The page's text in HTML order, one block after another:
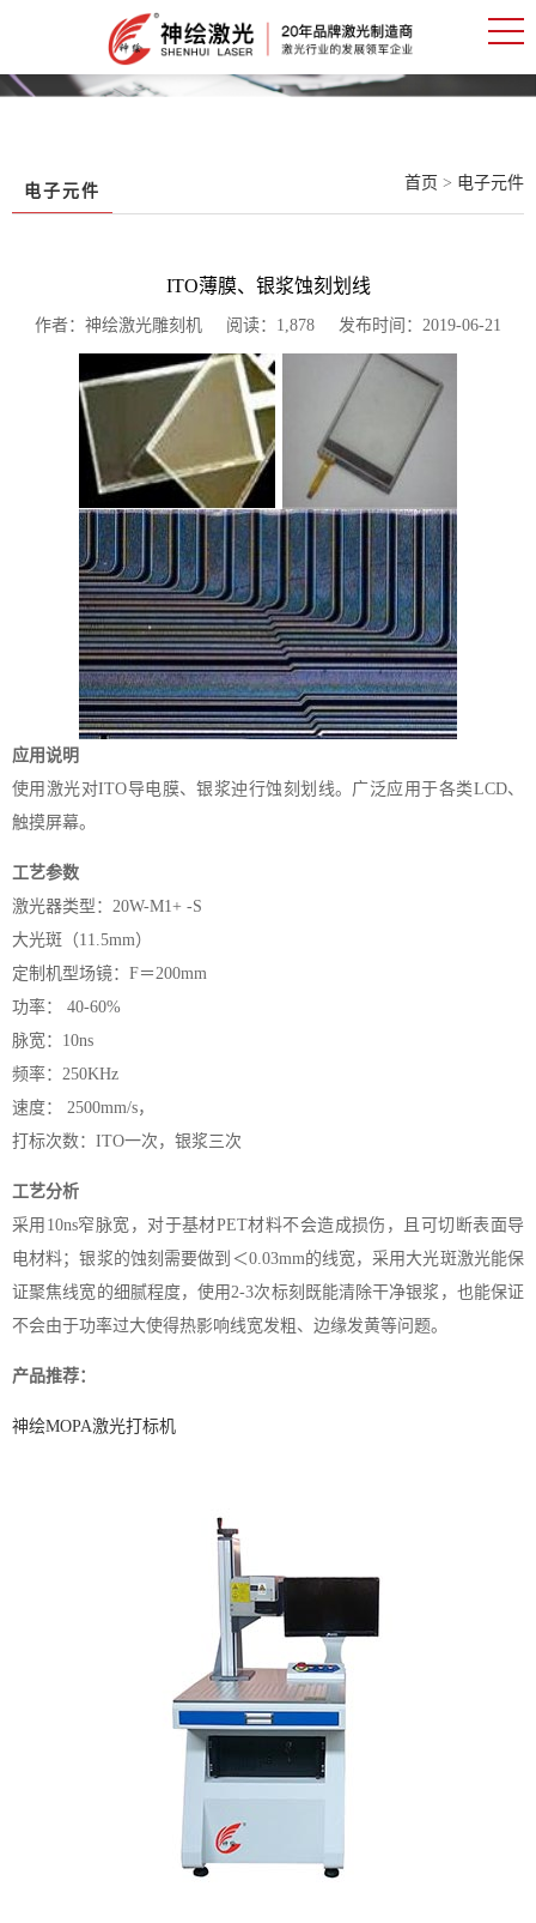
电子元件 首页 > 电子元件
ITO薄膜、银浆蚀刻划线
作者：神绘激光雕刻机 阅读：1,878 发布时间：2019-06-21
应用说明
使用激光对ITO导电膜、银浆迚行蚀刻划线。广泛应用于各类LCD、
触摸屏幕。
工艺参数
激光器类型：20W-M1+ -S
大光斑（11.5mm）
定制机型场镜：F＝200mm
功率： 40-60%
脉宽：10ns
频率：250KHz
速度： 2500mm/s，
打标次数：ITO一次，银浆三次
工艺分析
采用10ns窄脉宽，对于基材PET材料不会造成损伤，且可切断表面导
电材料；银浆的蚀刻需要做到＜0.03mm的线宽，采用大光斑激光能保
证聚焦线宽的细腻程度，使用2-3次标刻既能清除干净银浆，也能保证
不会由于功率过大使得热影响线宽发粗、边缘发黄等问题。
产品推荐：
神绘MOPA激光打标机